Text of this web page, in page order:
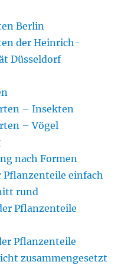
Berlin
der Heinrich-
Düsseldorf
– Insekten
– Vögel
nach Formen
Pflanzenteile einfach
rund
Pflanzenteile
Pflanzenteile
zusammengesetzt